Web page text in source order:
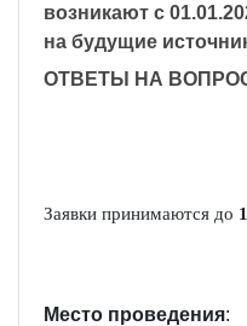
возникают с
на будущие
ОТВЕТЫ НА
Заявки принимаются до 1
Место проведения: